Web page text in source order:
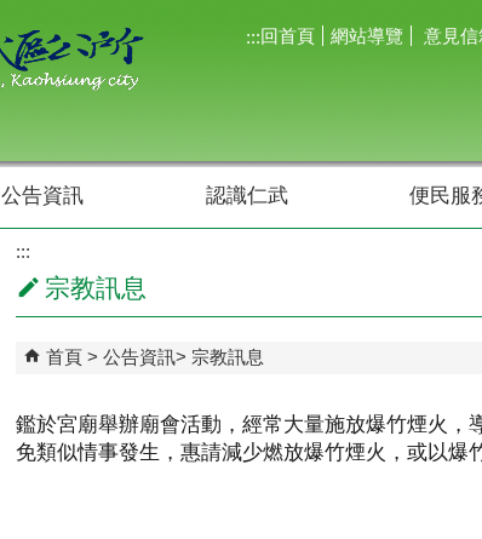
:::回首頁 網站導覽 意見信
公告資訊 認識仁武 便民服
:::
宗教訊息
首頁 公告資訊 宗教訊息
鑑於宮廟舉辦廟會活動，經常大量施放爆竹煙火，
免類似情事發生，惠請減少燃放爆竹煙火，或以爆